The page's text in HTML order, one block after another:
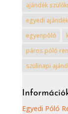
ajándék
egyedi
egyenpóló
páros póló
szülinapi
Egyedi Póló